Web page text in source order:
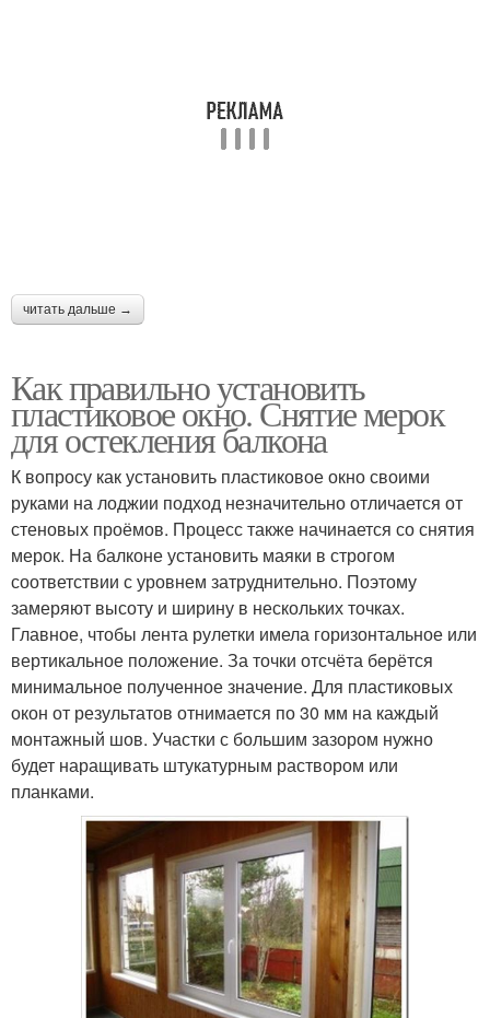
читать дальше →
Как правильно установить
пластиковое окно. Снятие мерок
для остекления балкона
К вопросу как установить пластиковое окно своими
руками на лоджии подход незначительно отличается от
стеновых проёмов. Процесс также начинается со снятия
мерок. На балконе установить маяки в строгом
соответствии с уровнем затруднительно. Поэтому
замеряют высоту и ширину в нескольких точках.
Главное, чтобы лента рулетки имела горизонтальное или
вертикальное положение. За точки отсчёта берётся
минимальное полученное значение. Для пластиковых
окон от результатов отнимается по 30 мм на каждый
монтажный шов. Участки с большим зазором нужно
будет наращивать штукатурным раствором или
планками.